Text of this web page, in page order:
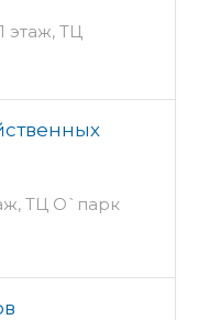
этаж, ТЦ
ТЦ О`парк